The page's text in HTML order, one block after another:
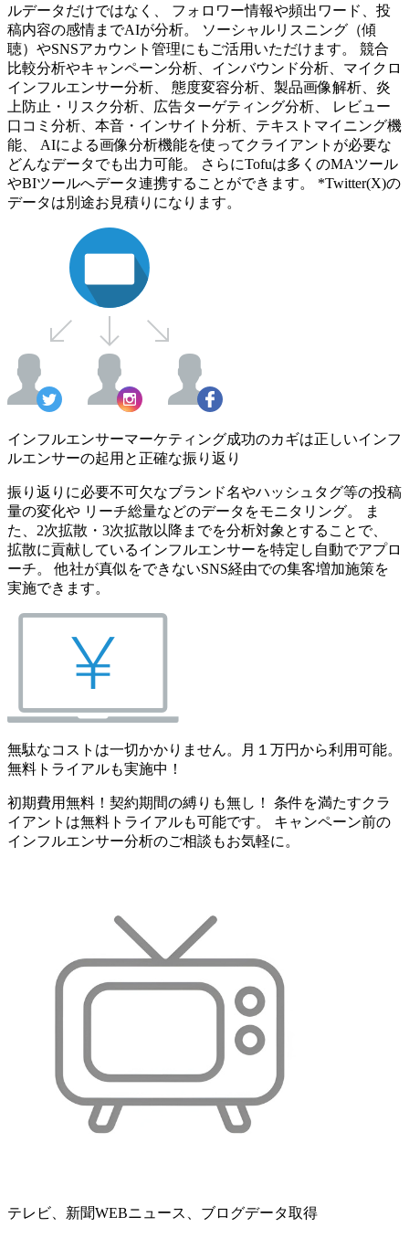
ルデータだけではなく、 フォロワー情報や頻出ワード、投
稿内容の感情までAIが分析。 ソーシャルリスニング（傾
聴）やSNSアカウント管理にもご活用いただけます。 競合
比較分析やキャンペーン分析、インバウンド分析、マイクロ
インフルエンサー分析、 態度変容分析、製品画像解析、炎
上防止・リスク分析、広告ターゲティング分析、 レビュー
口コミ分析、本音・インサイト分析、テキストマイニング機
能、 AIによる画像分析機能を使ってクライアントが必要な
どんなデータでも出力可能。 さらにTofuは多くのMAツール
やBIツールへデータ連携することができます。 *Twitter(X)の
データは別途お見積りになります。
インフルエンサーマーケティング成功のカギは正しいインフ
ルエンサーの起用と正確な振り返り
振り返りに必要不可欠なブランド名やハッシュタグ等の投稿
量の変化や リーチ総量などのデータをモニタリング。 ま
た、2次拡散・3次拡散以降までを分析対象とすることで、
拡散に貢献しているインフルエンサーを特定し自動でアプロ
ーチ。 他社が真似をできないSNS経由での集客増加施策を
実施できます。
無駄なコストは一切かかりません。月１万円から利用可能。
無料トライアルも実施中！
初期費用無料！契約期間の縛りも無し！ 条件を満たすクラ
イアントは無料トライアルも可能です。 キャンペーン前の
インフルエンサー分析のご相談もお気軽に。
テレビ、新聞WEBニュース、ブログデータ取得